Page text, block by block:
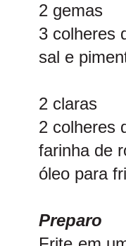
2 gemas
3 colheres
sal e
2 claras
2 colheres
farinha de
óleo para
Preparo